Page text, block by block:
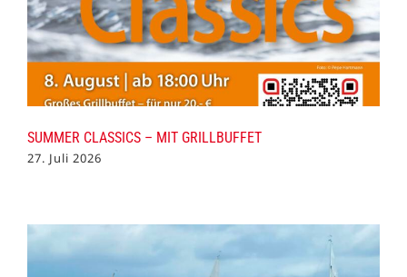
SUMMER CLASSICS – MIT GRILLBUFFET
27. Juli 2026